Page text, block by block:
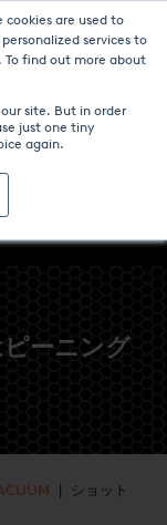
cookies are used to
services to
find out more about
site. But in order
just one tiny
again.
と技術キャリア
ーニング
| ショット